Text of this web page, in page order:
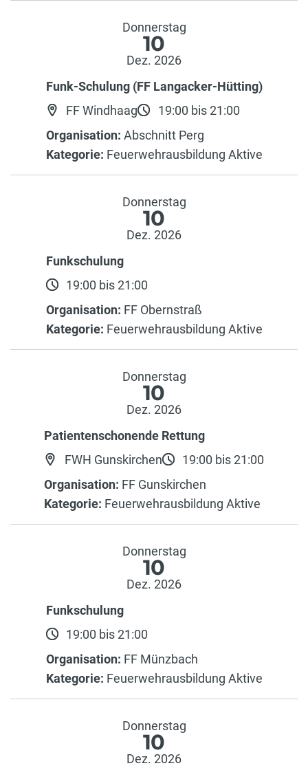
Donnerstag
10
Dez. 2026
Funk-Schulung (FF Langacker-Hütting)
FF Windhaag
19:00 bis 21:00
Organisation: Abschnitt Perg
Kategorie: Feuerwehrausbildung Aktive
Donnerstag
10
Dez. 2026
Funkschulung
19:00 bis 21:00
Organisation: FF Obernstraß
Kategorie: Feuerwehrausbildung Aktive
Donnerstag
10
Dez. 2026
Patientenschonende Rettung
FWH Gunskirchen
19:00 bis 21:00
Organisation: FF Gunskirchen
Kategorie: Feuerwehrausbildung Aktive
Donnerstag
10
Dez. 2026
Funkschulung
19:00 bis 21:00
Organisation: FF Münzbach
Kategorie: Feuerwehrausbildung Aktive
Donnerstag
10
Dez. 2026